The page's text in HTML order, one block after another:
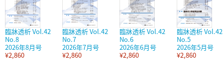
臨牀透析 Vol.42
No.8
2026年8月号
¥2,860
臨牀透析 Vol.42
No.7
2026年7月号
¥2,860
臨牀透析 Vol.42
No.6
2026年6月号
¥2,860
臨牀透析 Vol.42
No.5
2026年5月号
¥2,860